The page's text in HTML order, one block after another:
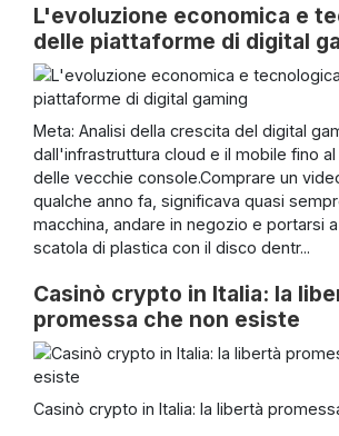
L'evoluzione economica e
delle piattaforme di digital
Meta: Analisi della crescita del digital
dall'infrastruttura cloud e il mobile fino
delle vecchie console.Comprare un
qualche anno fa, significava quasi
macchina, andare in negozio e portarsi
scatola di plastica con il disco dentr...
Casinò crypto in Italia: la
promessa che non esiste
Casinò crypto in Italia: la libertà